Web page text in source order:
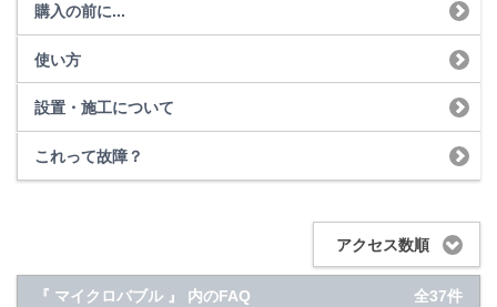
購入の前に...
使い方
設置・施工について
これって故障？
アクセス数順
『 マイクロバブル 』 内のFAQ 全37件